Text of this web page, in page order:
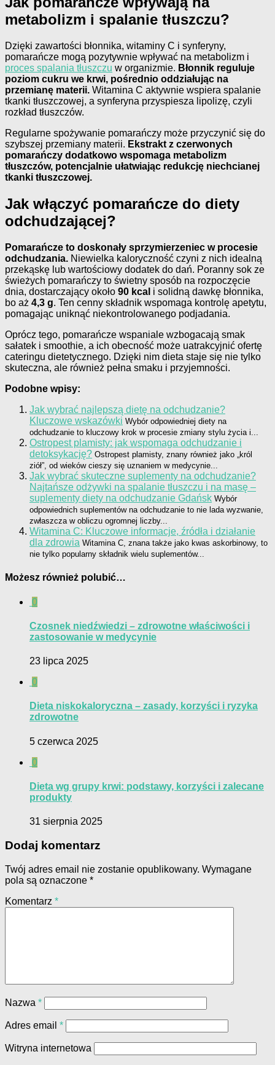
metabolizm i spalanie tłuszczu?
Dzięki zawartości błonnika, witaminy C i synferyny,
pomarańcze mogą pozytywnie wpływać na metabolizm i
proces spalania tłuszczu w organizmie. Błonnik reguluje
poziom cukru we krwi, pośrednio oddziałując na
przemianę materii. Witamina C aktywnie wspiera spalanie
tkanki tłuszczowej, a synferyna przyspiesza lipolizę, czyli
rozkład tłuszczów.
Regularne spożywanie pomarańczy może przyczynić się do
szybszej przemiany materii. Ekstrakt z czerwonych
pomarańczy dodatkowo wspomaga metabolizm
tłuszczów, potencjalnie ułatwiając redukcję niechcianej
tkanki tłuszczowej.
Jak włączyć pomarańcze do diety
odchudzającej?
Pomarańcze to doskonały sprzymierzeniec w procesie
odchudzania. Niewielka kaloryczność czyni z nich idealną
przekąskę lub wartościowy dodatek do dań. Poranny sok ze
świeżych pomarańczy to świetny sposób na rozpoczęcie
dnia, dostarczający około 90 kcal i solidną dawkę błonnika,
bo aż 4,3 g. Ten cenny składnik wspomaga kontrolę apetytu,
pomagając uniknąć niekontrolowanego podjadania.
Oprócz tego, pomarańcze wspaniale wzbogacają smak
sałatek i smoothie, a ich obecność może uatrakcyjnić ofertę
cateringu dietetycznego. Dzięki nim dieta staje się nie tylko
skuteczna, ale również pełna smaku i przyjemności.
Podobne wpisy:
Jak wybrać najlepszą dietę na odchudzanie?
Kluczowe wskazówki Wybór odpowiedniej diety na
odchudzanie to kluczowy krok w procesie zmiany stylu życia i...
Ostropest plamisty: jak wspomaga odchudzanie i
detoksykację? Ostropest plamisty, znany również jako „król
ziół”, od wieków cieszy się uznaniem w medycynie...
Jak wybrać skuteczne suplementy na odchudzanie?
Najtańsze odżywki na spalanie tłuszczu i na masę –
suplementy diety na odchudzanie Gdańsk Wybór
odpowiednich suplementów na odchudzanie to nie lada wyzwanie,
zwłaszcza w obliczu ogromnej liczby...
Witamina C: Kluczowe informacje, źródła i działanie
dla zdrowia Witamina C, znana także jako kwas askorbinowy, to
nie tylko popularny składnik wielu suplementów...
Możesz również polubić…
0
Czosnek niedźwiedzi – zdrowotne właściwości i
zastosowanie w medycynie
23 lipca 2025
0
Dieta niskokaloryczna – zasady, korzyści i ryzyka
zdrowotne
5 czerwca 2025
0
Dieta wg grupy krwi: podstawy, korzyści i zalecane
produkty
31 sierpnia 2025
Dodaj komentarz
Twój adres email nie zostanie opublikowany. Wymagane
pola są oznaczone *
Komentarz *
Nazwa *
Adres email *
Witryna internetowa